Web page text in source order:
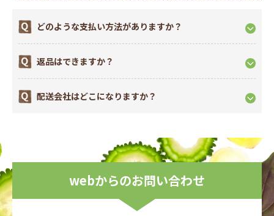
り安全に安心して当サイトをご利用いただくために『本人認
証サービス(3Dセキュア2.0)』を導入いたしましたのでお知ら
せいたします。
どのような支払い方法がありますか？
返品はできますか？
配送会社はどこになりますか？
webからのお問い合わせ